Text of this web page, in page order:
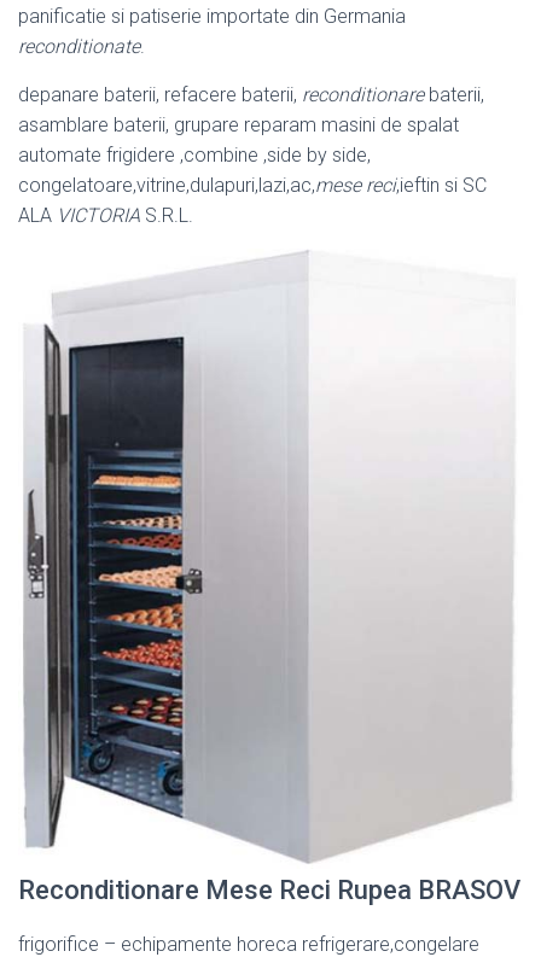
panificatie si patiserie importate din Germania
reconditionate.
depanare baterii, refacere baterii, reconditionarebaterii,
asamblare baterii, grupare reparam masini de spalat
automate frigidere ,combine ,side by side,
congelatoare,vitrine,dulapuri,lazi,ac,mese reci,ieftin si SC
ALA VICTORIA S.R.L.
Reconditionare Mese Reci Rupea BRASOV
frigorifice – echipamente horeca refrigerare,congelare